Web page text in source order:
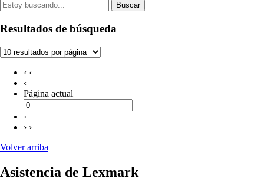
Buscar
Resultados de búsqueda
‹ ‹
‹
Página actual
›
› ›
Volver arriba
Asistencia de Lexmark